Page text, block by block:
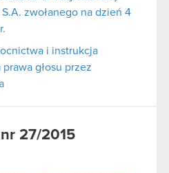
S.A. zwołanego na dzień 4
i instrukcja
głosu przez
27/2015